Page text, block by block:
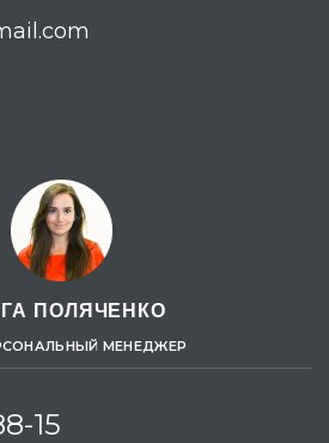
ПОЛЯЧЕНКО
МЕНЕДЖЕР
15